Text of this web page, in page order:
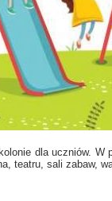
dla uczniów. W
teatru, sali zabaw,